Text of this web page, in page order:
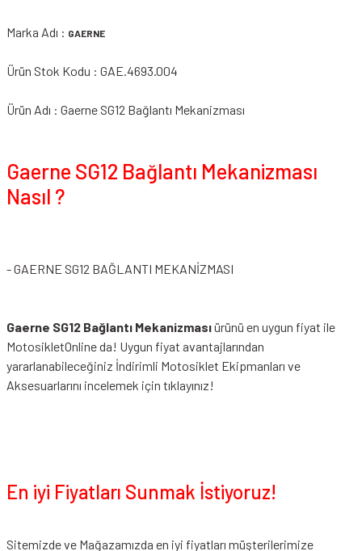
Marka Adı : GAERNE
Ürün Stok Kodu : GAE.4693.004
Ürün Adı : Gaerne SG12 Bağlantı Mekanizması
Gaerne SG12 Bağlantı Mekanizması
Nasıl ?
- GAERNE SG12 BAĞLANTI MEKANİZMASI
Gaerne SG12 Bağlantı Mekanizmasıürünü en uygun fiyat ile
MotosikletOnline da! Uygun fiyat avantajlarından
yararlanabileceğiniz İndirimli Motosiklet Ekipmanları ve
Aksesuarlarını incelemek için tıklayınız!
En iyi Fiyatları Sunmak İstiyoruz!
Sitemizde ve Mağazamızda en iyi fiyatları müşterilerimize